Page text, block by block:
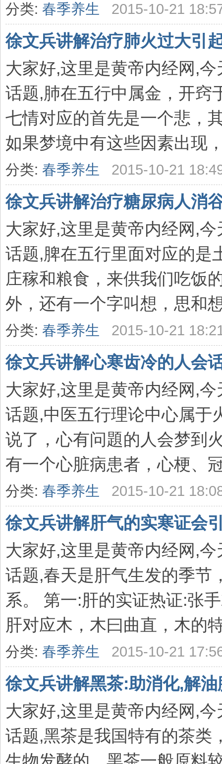
分类: 春季养生 2015-10-21
徐文兵讲解治疗肺火过大引
大家好,这里是黄帝内经网,
话题,肺在五行中属金，开窍
七情对应的首先是一个悲，
如果梦境中有这些因素出现
分类: 春季养生 2015-10-21
徐文兵讲解治疗糖尿病人消
大家好,这里是黄帝内经网,
话题,脾在五行里面对应的是
庄稼和粮食，来供我们吃饭
外，还有一个字叫想，思和
分类: 春季养生 2015-10-21
徐文兵讲解心寒齿冷的人会
大家好,这里是黄帝内经网,
话题,中医五行理论中心属于
说了，心有问題的人会梦到
有一个心脏病患者，心梗、
分类: 春季养生 2015-10-21
徐文兵讲解肝气的实寒证会
大家好,这里是黄帝内经网,
话题,春天是肝气生发的季节
系。 第一:肝的实证热证:张
肝对应木，木曰曲直，木的
分类: 春季养生 2015-10-21
徐文兵讲解黑茶:助消化,解
大家好,这里是黄帝内经网,
话题,黑茶是我国特有的茶类